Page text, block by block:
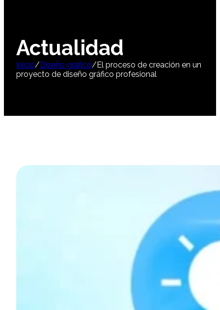
Actualidad
Inicio/Diseño gráfico/El proceso de creación en un
proyecto de diseño gráfico profesional